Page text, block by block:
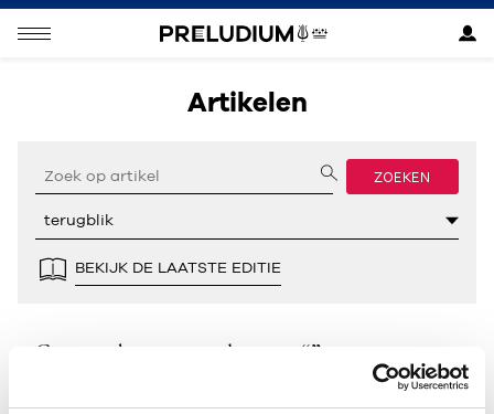
Artikelen
ZOEKEN
BEKIJK DE LAATSTE EDITIE
Geen resultaten gevonden voor “”.